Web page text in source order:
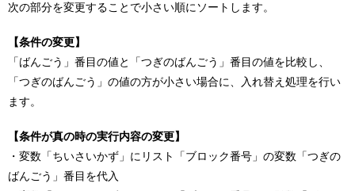
次の部分を変更することで小さい順にソートします。
【条件の変更】
「ばんごう」番目の値と「つぎのばんごう」番目の値を比較し、
「つぎのばんごう」の値の方が小さい場合に、入れ替え処理を行い
ます。
【条件が真の時の実行内容の変更】
・変数「ちいさいかず」にリスト「ブロック番号」の変数「つぎの
ばんごう」番目を代入